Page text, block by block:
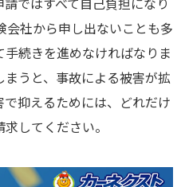
会社から申し出ないことも多
続きを進めなければなりま
うと、事故による被害が拡
抑えるためには、どれだけ
してください。